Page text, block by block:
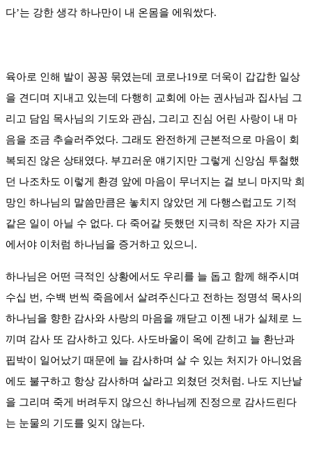
다’는 강한 생각 하나만이 내 온몸을 에워쌌다.
육아로 인해 발이 꽁꽁 묶였는데 코로나19로 더욱이 갑갑한 일상
을 견디며 지내고 있는데 다행히 교회에 아는 권사님과 집사님 그
리고 담임 목사님의 기도와 관심, 그리고 진심 어린 사랑이 내 마
음을 조금 추슬러주었다. 그래도 완전하게 근본적으로 마음이 회
복되진 않은 상태였다. 부끄러운 얘기지만 그렇게 신앙심 투철했
던 나조차도 이렇게 환경 앞에 마음이 무너지는 걸 보니 마지막 희
망인 하나님의 말씀만큼은 놓치지 않았던 게 다행스럽고도 기적
같은 일이 아닐 수 없다. 다 죽어갈 듯했던 지극히 작은 자가 지금
에서야 이처럼 하나님을 증거하고 있으니.
하나님은 어떤 극적인 상황에서도 우리를 늘 돕고 함께 해주시며
수십 번, 수백 번씩 죽음에서 살려주신다고 전하는 정명석 목사의
하나님을 향한 감사와 사랑의 마음을 깨닫고 이젠 내가 실체로 느
끼며 감사 또 감사하고 있다. 사도바울이 옥에 갇히고 늘 환난과
핍박이 일어났기 때문에 늘 감사하며 살 수 있는 처지가 아니었음
에도 불구하고 항상 감사하며 살라고 외쳤던 것처럼. 나도 지난날
을 그리며 죽게 버려두지 않으신 하나님께 진정으로 감사드린다
는 눈물의 기도를 잊지 않는다.